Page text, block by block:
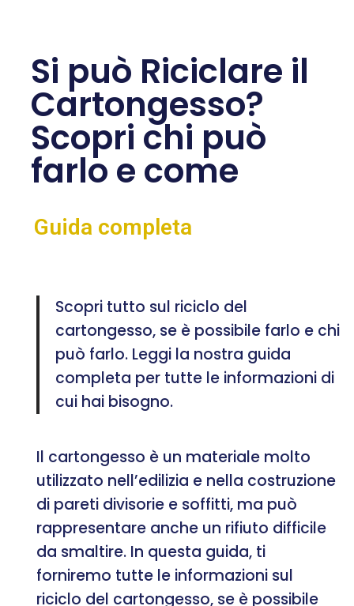
Si può Riciclare il
Cartongesso?
Scopri chi può
farlo e come
Guida completa
Scopri tutto sul riciclo del
cartongesso, se è possibile farlo e chi
può farlo. Leggi la nostra guida
completa per tutte le informazioni di
cui hai bisogno.
Il cartongesso è un materiale molto
utilizzato nell’edilizia e nella costruzione
di pareti divisorie e soffitti, ma può
rappresentare anche un rifiuto difficile
da smaltire. In questa guida, ti
forniremo tutte le informazioni sul
riciclo del cartongesso, se è possibile